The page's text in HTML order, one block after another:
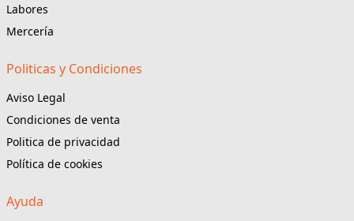
Labores
Mercería
Politicas y Condiciones
Aviso Legal
Condiciones de venta
Politica de privacidad
Política de cookies
Ayuda